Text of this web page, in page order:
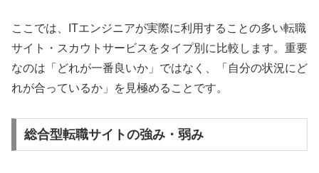
ここでは、ITエンジニアが実際に利用することの多い転職
サイト・スカウトサービスをタイプ別に比較します。重要
なのは「どれが一番良いか」ではなく、「自分の状況にど
れが合っているか」を見極めることです。
総合型転職サイトの強み・弱み